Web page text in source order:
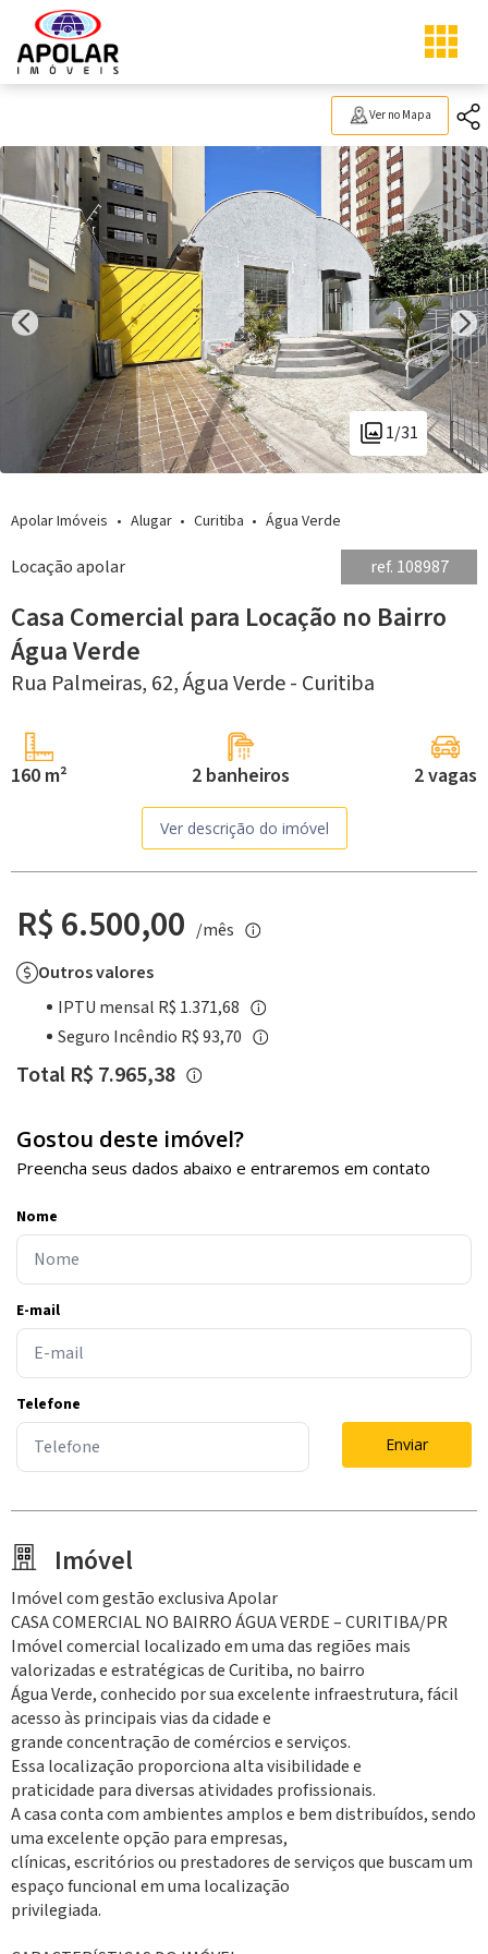
Ver no Mapa
1/31
Apolar Imóveis Alugar Curitiba Água Verde
Locação apolar ref. 108987
Casa Comercial para Locação no Bairro
Água Verde
Rua Palmeiras, 62,Água Verde - Curitiba
160 m² 2 banheiros 2 vagas
Ver descrição do imóvel
R$ 6.500,00 /mês
Outros valores
IPTU mensal R$ 1.371,68
Seguro Incêndio R$ 93,70
Total R$ 7.965,38
Gostou deste imóvel?
Preencha seus dados abaixo e entraremos em contato
Nome
E-mail
Telefone
Enviar
Imóvel
Imóvel com gestão exclusiva Apolar
CASA COMERCIAL NO BAIRRO ÁGUA VERDE – CURITIBA/PR
Imóvel comercial localizado em uma das regiões mais
valorizadas e estratégicas de Curitiba, no bairro
Água Verde, conhecido por sua excelente infraestrutura, fácil
acesso às principais vias da cidade e
grande concentração de comércios e serviços.
Essa localização proporciona alta visibilidade e
praticidade para diversas atividades profissionais.
A casa conta com ambientes amplos e bem distribuídos, sendo
uma excelente opção para empresas,
clínicas, escritórios ou prestadores de serviços que buscam um
espaço funcional em uma localização
privilegiada.